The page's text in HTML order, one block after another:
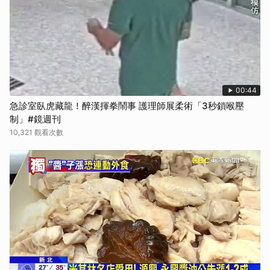
00:44
急診室臥虎藏龍！醉漢揮拳鬧事 護理師展柔術「3秒鎖喉壓
制」#鏡週刊
10,321 觀看次數